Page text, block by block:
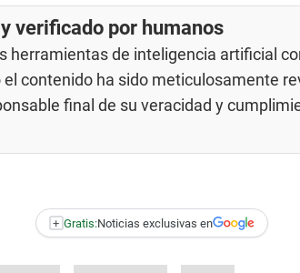
verificado por humanos
herramientas de inteligencia artificial
contenido ha sido meticulosamente
final de su veracidad y
+ Gratis:Noticias exclusivas en